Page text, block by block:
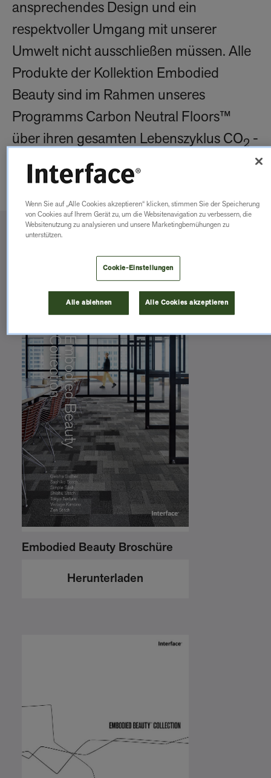
ansprechendes Design und ein
respektvoller Umgang mit unserer
Umwelt nicht ausschließen müssen. Alle
Produkte der Kollektion Embodied
Beauty sind im Rahmen unseres
Programms Carbon Neutral Floors™
über ihren gesamten Lebenszyklus CO2 -
neutral.
Broschüre
Embodied Beauty Broschüre
Herunterladen
Wenn Sie auf „Alle Cookies akzeptieren“ klicken, stimmen Sie der Speicherung
von Cookies auf Ihrem Gerät zu, um die Websitenavigation zu verbessern, die
Websitenutzung zu analysieren und unsere Marketingbemühungen zu
unterstützen.
Cookie-Einstellungen
Alle ablehnen Alle Cookies akzeptieren